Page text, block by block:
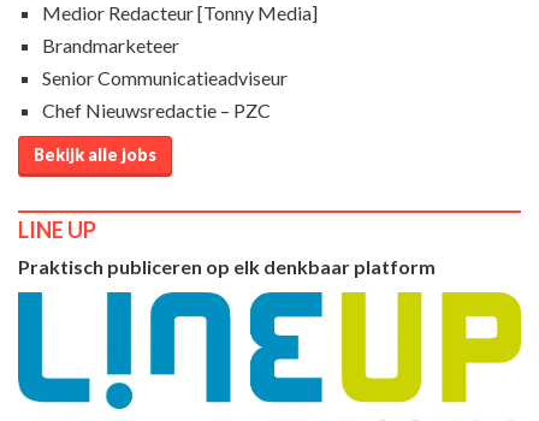
Medior Redacteur [Tonny Media]
Brandmarketeer
Senior Communicatieadviseur
Chef Nieuwsredactie – PZC
Bekijk alle jobs
LINE UP
Praktisch publiceren op elk denkbaar platform